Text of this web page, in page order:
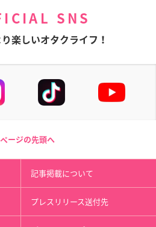
SNS
楽しいオタクライフ！
ページの先頭へ
記事掲載について
プレスリリース送付先